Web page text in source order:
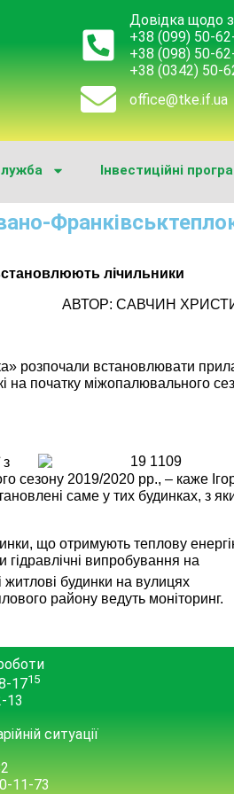
Довідка щодо
+38 (099) 50-
+38 (098) 50-
+38 (0342) 50-
office@tke.if.ua
Інвестиційні
лічильники
АВТОР: САВЧИН
розпочали встановлювати
на початку міжопалювального
з
сезону 2019/2020 рр., – каже
саме у тих будинках, з
що отримують теплову
випробування на
житлові будинки на вулицях
району ведуть моніторинг.
1715
13
ситуації
11-73